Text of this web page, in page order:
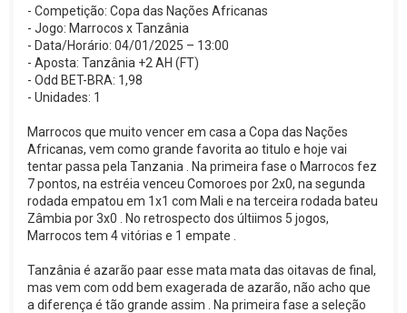
- Competição: Copa das Nações Africanas
- Jogo: Marrocos x Tanzânia
- Data/Horário: 04/01/2025 – 13:00
- Aposta: Tanzânia +2 AH (FT)
- Odd BET-BRA: 1,98
- Unidades: 1
Marrocos que muito vencer em casa a Copa das Nações
Africanas, vem como grande favorita ao titulo e hoje vai
tentar passa pela Tanzania . Na primeira fase o Marrocos fez
7 pontos, na estréia venceu Comoroes por 2x0, na segunda
rodada empatou em 1x1 com Mali e na terceira rodada bateu
Zâmbia por 3x0 . No retrospecto dos últiimos 5 jogos,
Marrocos tem 4 vitórias e 1 empate .
Tanzânia é azarão paar esse mata mata das oitavas de final,
mas vem com odd bem exagerada de azarão, não acho que
a diferença é tão grande assim . Na primeira fase a seleção